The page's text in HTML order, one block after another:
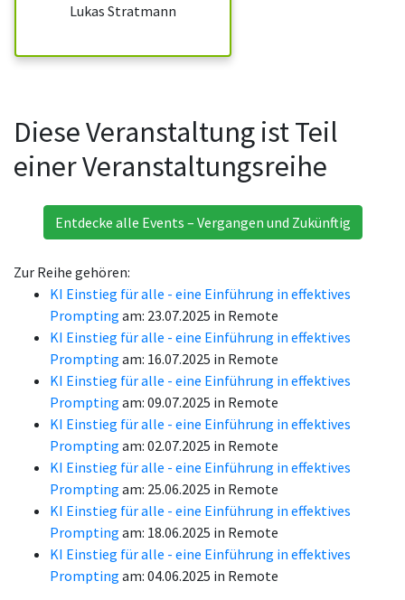
Lukas Stratmann
Diese Veranstaltung ist Teil
einer Veranstaltungsreihe
Entdecke alle Events – Vergangen und Zukünftig
Zur Reihe gehören:
KI Einstieg für alle - eine Einführung in effektives
Prompting am: 23.07.2025 in Remote
KI Einstieg für alle - eine Einführung in effektives
Prompting am: 16.07.2025 in Remote
KI Einstieg für alle - eine Einführung in effektives
Prompting am: 09.07.2025 in Remote
KI Einstieg für alle - eine Einführung in effektives
Prompting am: 02.07.2025 in Remote
KI Einstieg für alle - eine Einführung in effektives
Prompting am: 25.06.2025 in Remote
KI Einstieg für alle - eine Einführung in effektives
Prompting am: 18.06.2025 in Remote
KI Einstieg für alle - eine Einführung in effektives
Prompting am: 04.06.2025 in Remote